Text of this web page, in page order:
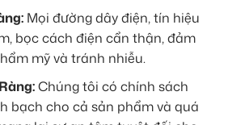
Mọi đường dây điện, tín hiệu
bọc cách điện cẩn thận, đảm
mỹ và tránh nhiễu.
Chúng tôi có chính sách
bạch cho cả sản phẩm và quá